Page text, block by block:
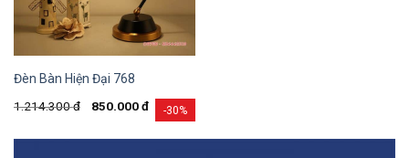
-30%
Đèn Bàn Hiện Đại 768
1.214.300đ 850.000đ